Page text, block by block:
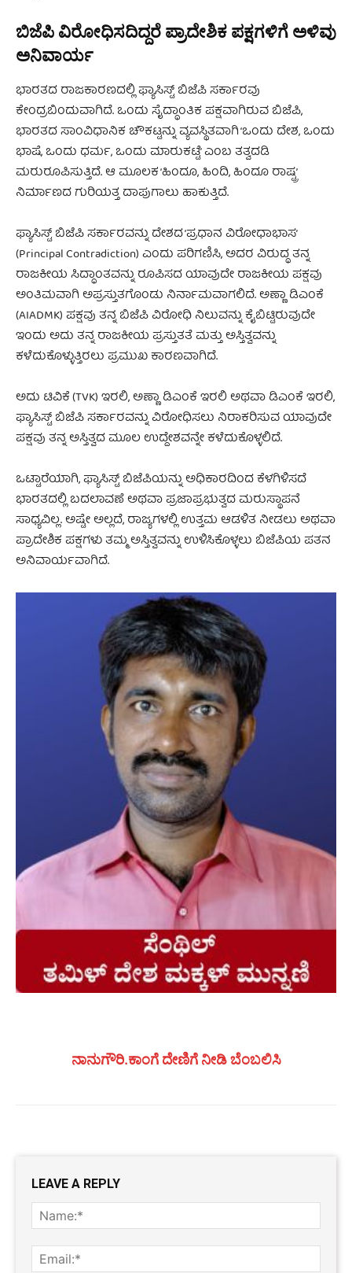
ಬಿಜೆಪಿ ವಿರೋಧಿಸದಿದ್ದರೆ ಪ್ರಾದೇಶಿಕ ಪಕ್ಷಗಳಿಗೆ ಅಳಿವು
ಅನಿವಾರ್ಯ
ಭಾರತದ ರಾಜಕಾರಣದಲ್ಲಿ ಫ್ಯಾಸಿಸ್ಟ್ ಬಿಜೆಪಿ ಸರ್ಕಾರವು
ಕೇಂದ್ರಬಿಂದುವಾಗಿದೆ. ಒಂದು ಸೈದ್ಧಾಂತಿಕ ಪಕ್ಷವಾಗಿರುವ ಬಿಜೆಪಿ,
ಭಾರತದ ಸಾಂವಿಧಾನಿಕ ಚೌಕಟ್ಟನ್ನು ವ್ಯವಸ್ಥಿತವಾಗಿ ‘ಒಂದು ದೇಶ, ಒಂದು
ಭಾಷೆ, ಒಂದು ಧರ್ಮ, ಒಂದು ಮಾರುಕಟ್ಟೆ’ ಎಂಬ ತತ್ವದಡಿ
ಮರುರೂಪಿಸುತ್ತಿದೆ. ಆ ಮೂಲಕ ‘ಹಿಂದೂ, ಹಿಂದಿ, ಹಿಂದೂ ರಾಷ್ಟ್ರ’
ನಿರ್ಮಾಣದ ಗುರಿಯತ್ತ ದಾಪುಗಾಲು ಹಾಕುತ್ತಿದೆ.
ಫ್ಯಾಸಿಸ್ಟ್ ಬಿಜೆಪಿ ಸರ್ಕಾರವನ್ನು ದೇಶದ ‘ಪ್ರಧಾನ ವಿರೋಧಾಭಾಸ’
(Principal Contradiction) ಎಂದು ಪರಿಗಣಿಸಿ, ಅದರ ವಿರುದ್ಧ ತನ್ನ
ರಾಜಕೀಯ ಸಿದ್ಧಾಂತವನ್ನು ರೂಪಿಸದ ಯಾವುದೇ ರಾಜಕೀಯ ಪಕ್ಷವು
ಅಂತಿಮವಾಗಿ ಅಪ್ರಸ್ತುತಗೊಂಡು ನಿರ್ನಾಮವಾಗಲಿದೆ. ಅಣ್ಣಾ ಡಿಎಂಕೆ
(AIADMK) ಪಕ್ಷವು ತನ್ನ ಬಿಜೆಪಿ ವಿರೋಧಿ ನಿಲುವನ್ನು ಕೈಬಿಟ್ಟಿರುವುದೇ
ಇಂದು ಅದು ತನ್ನ ರಾಜಕೀಯ ಪ್ರಸ್ತುತತೆ ಮತ್ತು ಅಸ್ತಿತ್ವವನ್ನು
ಕಳೆದುಕೊಳ್ಳುತ್ತಿರಲು ಪ್ರಮುಖ ಕಾರಣವಾಗಿದೆ.
ಅದು ಟಿವಿಕೆ (TVK) ಇರಲಿ, ಅಣ್ಣಾ ಡಿಎಂಕೆ ಇರಲಿ ಅಥವಾ ಡಿಎಂಕೆ ಇರಲಿ,
ಫ್ಯಾಸಿಸ್ಟ್ ಬಿಜೆಪಿ ಸರ್ಕಾರವನ್ನು ವಿರೋಧಿಸಲು ನಿರಾಕರಿಸುವ ಯಾವುದೇ
ಪಕ್ಷವು ತನ್ನ ಅಸ್ತಿತ್ವದ ಮೂಲ ಉದ್ದೇಶವನ್ನೇ ಕಳೆದುಕೊಳ್ಳಲಿದೆ.
ಒಟ್ಟಾರೆಯಾಗಿ, ಫ್ಯಾಸಿಸ್ಟ್ ಬಿಜೆಪಿಯನ್ನು ಅಧಿಕಾರದಿಂದ ಕೆಳಗಿಳಿಸದೆ
ಭಾರತದಲ್ಲಿ ಬದಲಾವಣೆ ಅಥವಾ ಪ್ರಜಾಪ್ರಭುತ್ವದ ಮರುಸ್ಥಾಪನೆ
ಸಾಧ್ಯವಿಲ್ಲ. ಅಷ್ಟೇ ಅಲ್ಲದೆ, ರಾಜ್ಯಗಳಲ್ಲಿ ಉತ್ತಮ ಆಡಳಿತ ನೀಡಲು ಅಥವಾ
ಪ್ರಾದೇಶಿಕ ಪಕ್ಷಗಳು ತಮ್ಮ ಅಸ್ತಿತ್ವವನ್ನು ಉಳಿಸಿಕೊಳ್ಳಲು ಬಿಜೆಪಿಯ ಪತನ
ಅನಿವಾರ್ಯವಾಗಿದೆ.
ನಾನುಗೌರಿ.ಕಾಂಗೆ ದೇಣಿಗೆ ನೀಡಿ ಬೆಂಬಲಿಸಿ
LEAVE A REPLY